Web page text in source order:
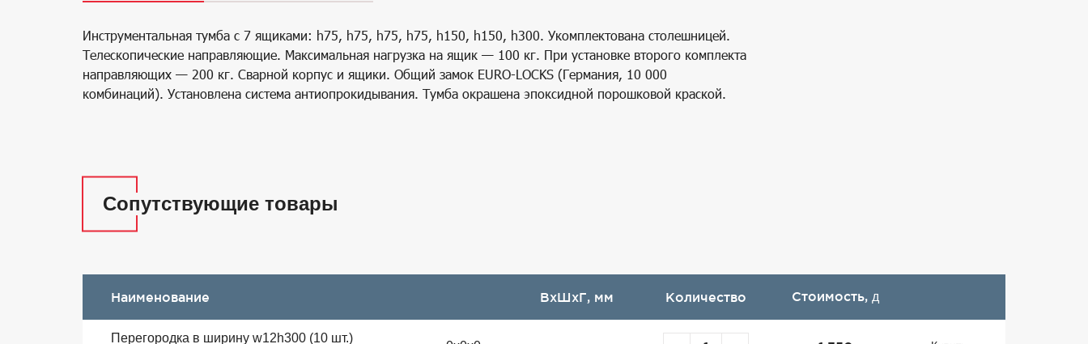
Инструментальная тумба с 7 ящиками: h75, h75, h75, h75, h150, h150, h300. Укомплектована столешницей.
Телескопические направляющие. Максимальная нагрузка на ящик — 100 кг. При установке второго комплекта
направляющих — 200 кг. Сварной корпус и ящики. Общий замок EURO-LOCKS (Германия, 10 000
комбинаций). Установлена система антиопрокидывания. Тумба окрашена эпоксидной порошковой краской.
Сопутствующие товары
Наименование ВхШхГ, мм Количество Стоимость, д
Перегородка в ширину w12h300 (10 шт.)